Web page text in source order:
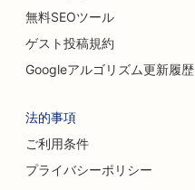
無料SEOツール
ゲスト投稿規約
Googleアルゴリズム更新履歴
法的事項
ご利用条件
プライバシーポリシー